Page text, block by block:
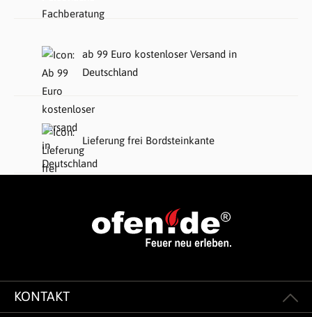
ab 99 Euro kostenloser Versand in
Deutschland
Lieferung frei Bordsteinkante
KONTAKT